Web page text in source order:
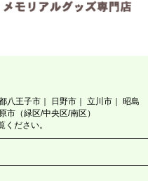
八王子市 日野市 立川市
昭島
市（緑区/中央区/南区）
ください。